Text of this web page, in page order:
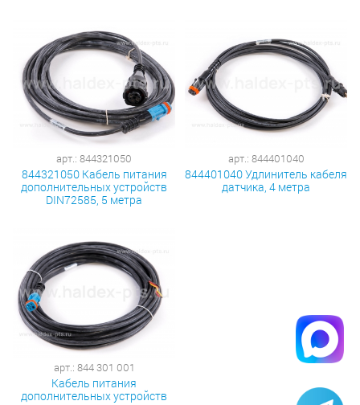
арт.: 844321050
844321050 Кабель питания
дополнительных устройств
DIN72585, 5 метра
арт.: 844401040
844401040 Удлинитель кабеля
датчика, 4 метра
арт.: 844 301 001
Кабель питания
дополнительных устройств